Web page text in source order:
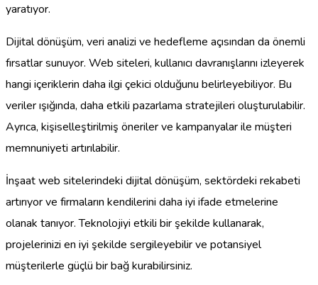
yaratıyor.
Dijital dönüşüm, veri analizi ve hedefleme açısından da önemli
fırsatlar sunuyor. Web siteleri, kullanıcı davranışlarını izleyerek
hangi içeriklerin daha ilgi çekici olduğunu belirleyebiliyor. Bu
veriler ışığında, daha etkili pazarlama stratejileri oluşturulabilir.
Ayrıca, kişiselleştirilmiş öneriler ve kampanyalar ile müşteri
memnuniyeti artırılabilir.
İnşaat web sitelerindeki dijital dönüşüm, sektördeki rekabeti
artırıyor ve firmaların kendilerini daha iyi ifade etmelerine
olanak tanıyor. Teknolojiyi etkili bir şekilde kullanarak,
projelerinizi en iyi şekilde sergileyebilir ve potansiyel
müşterilerle güçlü bir bağ kurabilirsiniz.